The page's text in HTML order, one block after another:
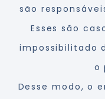
são
Esses são
impossibilitado
o
Desse modo, o